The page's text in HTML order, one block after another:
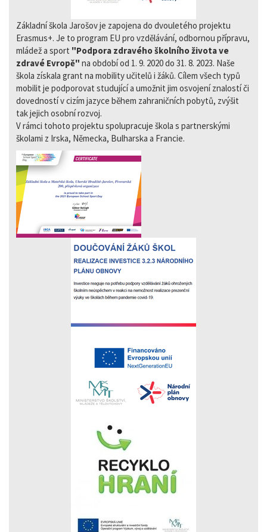
Základní škola Jarošov je zapojena do dvouletého projektu
Erasmus+. Je to program EU pro vzdělávání, odbornou přípravu,
mládež a sport "Podpora zdravého školního života ve
zdravé Evropě" na období od 1. 9. 2020 do 31. 8. 2023. Naše
škola získala grant na mobility učitelů i žáků. Cílem všech typů
mobilit je podporovat studující a umožnit jim osvojení znalostí či
dovedností v cizím jazyce během zahraničních pobytů, zvýšit
tak jejich osobní rozvoj.
V rámci tohoto projektu spolupracuje škola s partnerskými
školami z Irska, Německa, Bulharska a Francie.